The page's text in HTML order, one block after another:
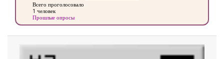
Всего проголосовало
1 человек
Прошлые опросы